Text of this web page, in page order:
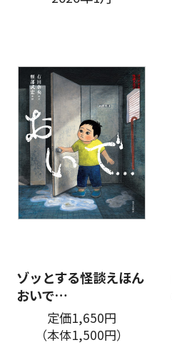
ゾッとする怪談えほん
おいで…
定価1,650円
（本体1,500円）